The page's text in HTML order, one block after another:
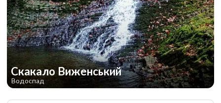
Скакало Виженський
Водоспад